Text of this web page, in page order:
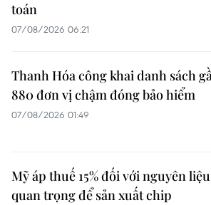
toán
07/08/2026 06:21
Thanh Hóa công khai danh sách
880 đơn vị chậm đóng bảo hiểm
07/08/2026 01:49
Mỹ áp thuế 15% đối với nguyên liệu
quan trọng để sản xuất chip